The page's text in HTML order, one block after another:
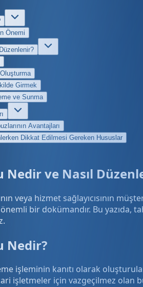
Önemi
Girmek
ve Sunma
Avantajları
Dikkat Edilmesi Gereken Hususlar
ve Nasıl
veya hizmet sağlayıcısının
önemli bir dokümandır. Bu
Nedir?
işleminin kanıtı olarak
işletmeler için vazgeçilmez olan